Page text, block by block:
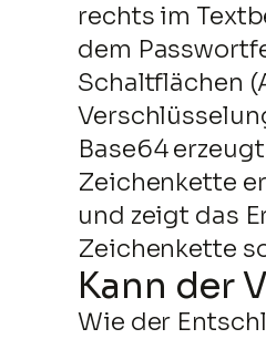
rechts im
dem
Schaltflächen
Base64
Zeichenkette
und zeigt das
Zeichenkette
Kann der
Wie der